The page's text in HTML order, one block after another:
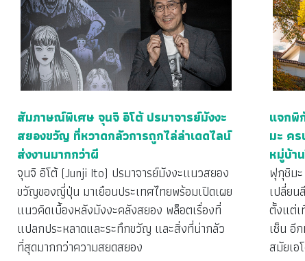
สัมภาษณ์พิเศษ จุนจิ อิโต้ ปรมาจารย์มังงะ
สยองขวัญ ที่หวาดกลัวการถูกไล่ล่าเดดไลน์
ส่งงานมากกว่าผี
จุนจิ อิโต้ (Junji Ito) ปรมาจารย์มังงะแนวสยอง
ขวัญของญี่ปุ่น มาเยือนประเทศไทยพร้อมเปิดเผย
แนวคิดเบื้องหลังมังงะคลังสยอง พล็อตเรื่องที่
แปลกประหลาดและระทึกขวัญ และสิ่งที่น่ากลัว
ที่สุดมากกว่าความสยดสยอง
แจกพิ
มะ ค
หมู่บ้า
ฟุกุชิม
เปลี่ยน
ตั้งแต่เ
เซ็น อี
สมัยเอ